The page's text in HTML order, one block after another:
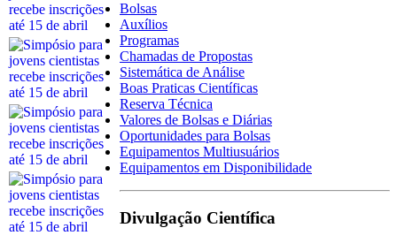
Bolsas
Auxílios
Programas
Chamadas de Propostas
Sistemática de Análise
Boas Praticas Científicas
Reserva Técnica
Valores de Bolsas e Diárias
Oportunidades para Bolsas
Equipamentos Multiusuários
Equipamentos em Disponibilidade
Divulgação Científica